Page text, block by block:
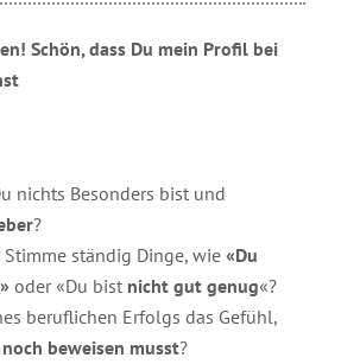
Schön, dass Du mein Profil bei
nichts Besonders bist und
?
ständig Dinge, wie «Du
oder «Du bist nicht gut genug«?
beruflichen Erfolgs das Gefühl,
beweisen musst?